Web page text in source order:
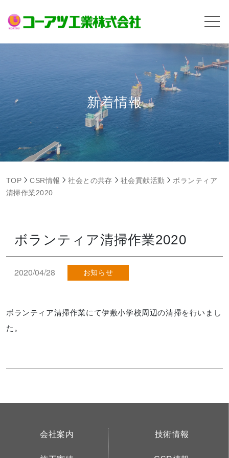
新着情報
TOP CSR情報 社会との共存 社会貢献活動
ボランティア
清掃作業2020
ボランティア清掃作業2020
2020/04/28 お知らせ
ボランティア清掃作業にて伊敷小学校周辺の清掃を行いまし
た。
会社案内 技術情報